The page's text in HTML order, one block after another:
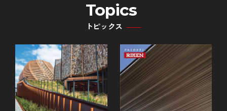
Topics
トピックス